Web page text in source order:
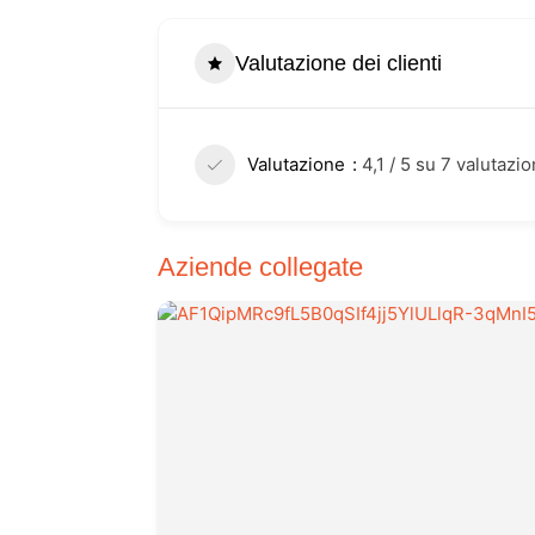
Valutazione dei clienti
Valutazione 4,1 / 5 su 7
Aziende collegate